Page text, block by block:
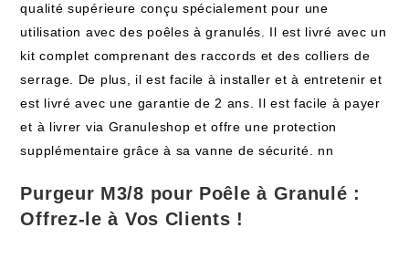
qualité supérieure conçu spécialement pour une
utilisation avec des poêles à granulés. Il est livré avec un
kit complet comprenant des raccords et des colliers de
serrage. De plus, il est facile à installer et à entretenir et
est livré avec une garantie de 2 ans. Il est facile à payer
et à livrer via Granuleshop et offre une protection
supplémentaire grâce à sa vanne de sécurité. nn
Purgeur M3/8 pour Poêle à Granulé :
Offrez-le à Vos Clients !